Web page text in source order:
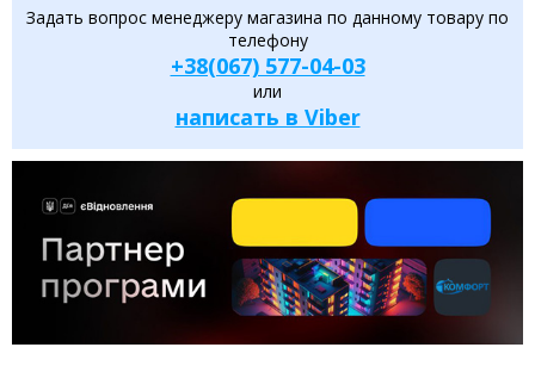
Задать вопрос менеджеру магазина по данному товару по
телефону
+38(067) 577-04-03
или
написать в Viber